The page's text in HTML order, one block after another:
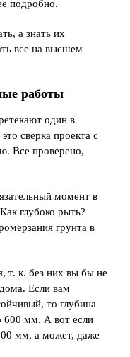
подробно.
а знать их
все на высшем
работы
один в
сверка проекта с
Все проверено,
момент в
глубоко рыть?
грунта в
т. к. без них вы бы не
Если вам
то глубина
600 мм. А вот если
мм, а может, даже